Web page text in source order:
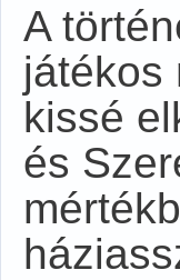
A
játékos
kissé
és